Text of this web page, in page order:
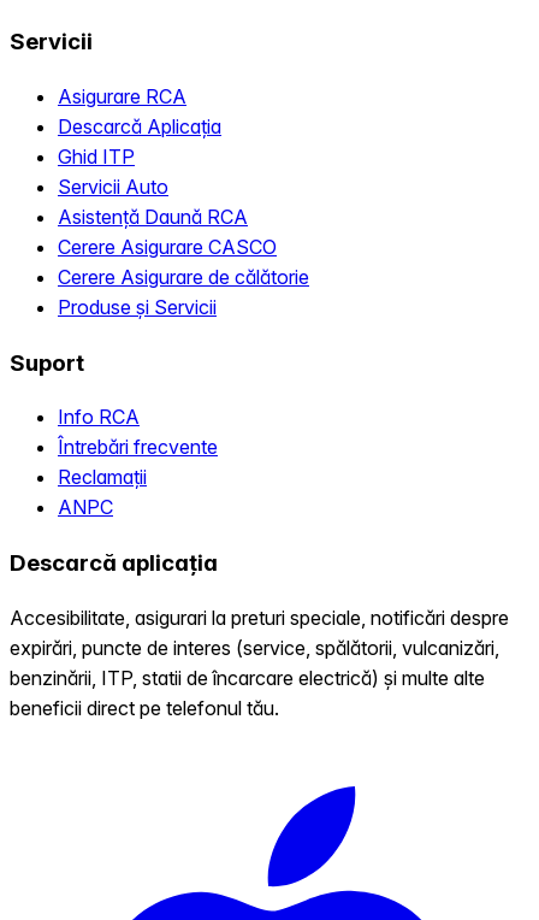
Servicii
Asigurare RCA
Descarcă Aplicația
Ghid ITP
Servicii Auto
Asistență Daună RCA
Cerere Asigurare CASCO
Cerere Asigurare de călătorie
Produse și Servicii
Suport
Info RCA
Întrebări frecvente
Reclamații
ANPC
Descarcă aplicația
Accesibilitate, asigurari la preturi speciale, notificări despre
expirări, puncte de interes (service, spălătorii, vulcanizări,
benzinării, ITP, statii de încarcare electrică) și multe alte
beneficii direct pe telefonul tău.